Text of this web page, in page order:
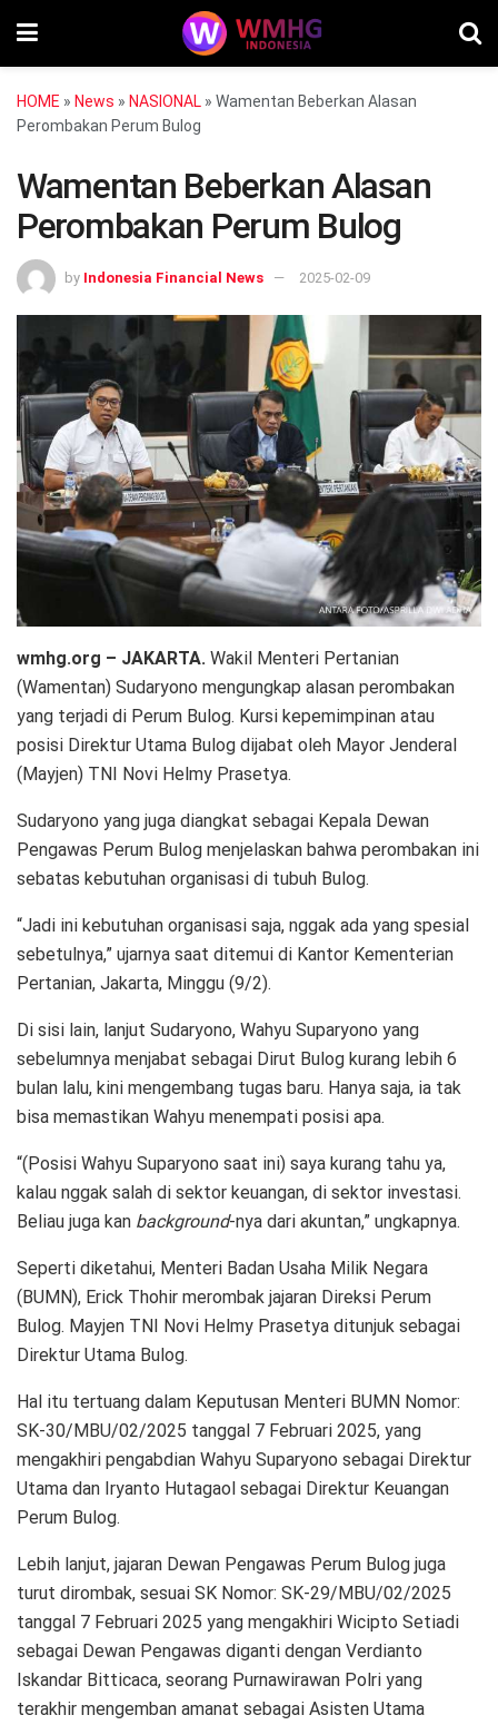
HOME » News » NASIONAL » Wamentan Beberkan Alasan
Perombakan Perum Bulog
Wamentan Beberkan Alasan
Perombakan Perum Bulog
by Indonesia Financial News 2025-02-09
wmhg.org – JAKARTA. Wakil Menteri Pertanian
(Wamentan) Sudaryono mengungkap alasan perombakan
yang terjadi di Perum Bulog. Kursi kepemimpinan atau
posisi Direktur Utama Bulog dijabat oleh Mayor Jenderal
(Mayjen) TNI Novi Helmy Prasetya.
Sudaryono yang juga diangkat sebagai Kepala Dewan
Pengawas Perum Bulog menjelaskan bahwa perombakan ini
sebatas kebutuhan organisasi di tubuh Bulog.
“Jadi ini kebutuhan organisasi saja, nggak ada yang spesial
sebetulnya,” ujarnya saat ditemui di Kantor Kementerian
Pertanian, Jakarta, Minggu (9/2).
Di sisi lain, lanjut Sudaryono, Wahyu Suparyono yang
sebelumnya menjabat sebagai Dirut Bulog kurang lebih 6
bulan lalu, kini mengembang tugas baru. Hanya saja, ia tak
bisa memastikan Wahyu menempati posisi apa.
“(Posisi Wahyu Suparyono saat ini) saya kurang tahu ya,
kalau nggak salah di sektor keuangan, di sektor investasi.
Beliau juga kan background-nya dari akuntan,” ungkapnya.
Seperti diketahui, Menteri Badan Usaha Milik Negara
(BUMN), Erick Thohir merombak jajaran Direksi Perum
Bulog. Mayjen TNI Novi Helmy Prasetya ditunjuk sebagai
Direktur Utama Bulog.
Hal itu tertuang dalam Keputusan Menteri BUMN Nomor:
SK-30/MBU/02/2025 tanggal 7 Februari 2025, yang
mengakhiri pengabdian Wahyu Suparyono sebagai Direktur
Utama dan Iryanto Hutagaol sebagai Direktur Keuangan
Perum Bulog.
Lebih lanjut, jajaran Dewan Pengawas Perum Bulog juga
turut dirombak, sesuai SK Nomor: SK-29/MBU/02/2025
tanggal 7 Februari 2025 yang mengakhiri Wicipto Setiadi
sebagai Dewan Pengawas diganti dengan Verdianto
Iskandar Bitticaca, seorang Purnawirawan Polri yang
terakhir mengemban amanat sebagai Asisten Utama